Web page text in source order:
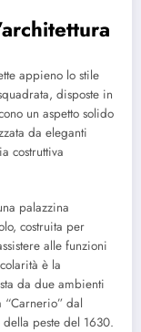
appieno lo stile
disposte in
un aspetto solido
da eleganti
costruttiva
palazzina
costruita per
alle funzioni
è la
da due ambienti
dal
peste del 1630.